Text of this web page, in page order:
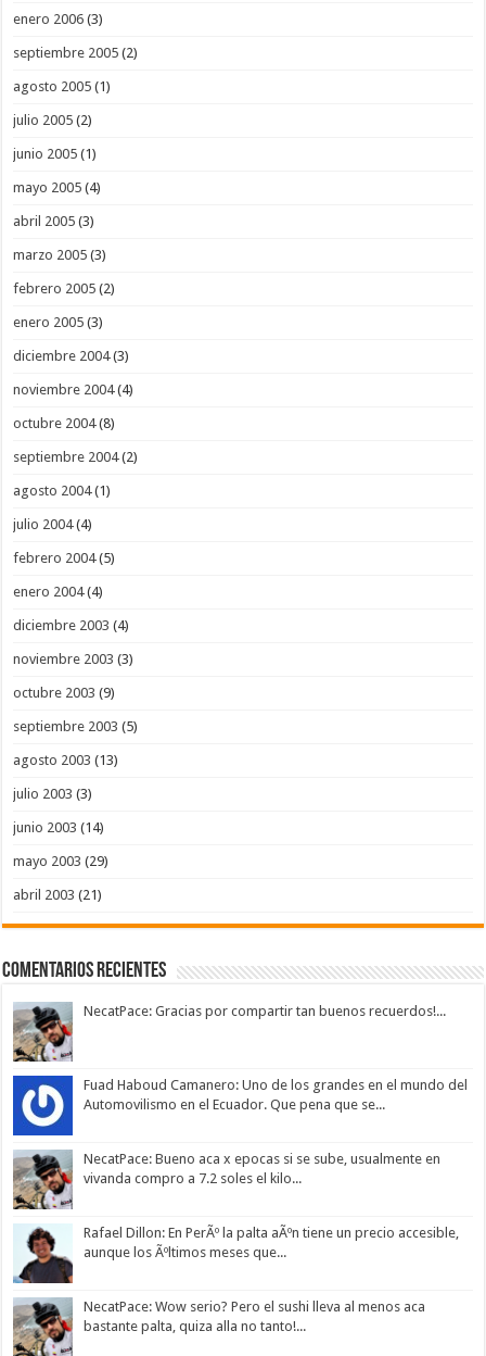
enero 2006 (3)
septiembre 2005 (2)
agosto 2005 (1)
julio 2005 (2)
junio 2005 (1)
mayo 2005 (4)
abril 2005 (3)
marzo 2005 (3)
febrero 2005 (2)
enero 2005 (3)
diciembre 2004(3)
noviembre 2004(4)
octubre 2004(8)
septiembre 2004(2)
agosto 2004(1)
julio 2004(4)
febrero 2004(5)
enero 2004(4)
diciembre 2003 (4)
noviembre 2003 (3)
octubre 2003 (9)
septiembre 2003 (5)
agosto 2003 (13)
julio 2003 (3)
junio 2003 (14)
mayo 2003 (29)
abril 2003 (21)
Comentarios Recientes
NecatPace: Gracias por compartir tan buenos recuerdos!...
Fuad Haboud Camanero: Uno de los grandes en el mundo del
Automovilismo en el Ecuador. Que pena que se...
NecatPace: Bueno aca x epocas si se sube, usualmente en
vivanda compro a 7.2 soles el kilo...
Rafael Dillon: En PerÃº la palta aÃºn tiene un precio accesible,
aunque los Ãºltimos meses que...
NecatPace: Wow serio? Pero el sushi lleva al menos aca
bastante palta, quiza alla no tanto!...